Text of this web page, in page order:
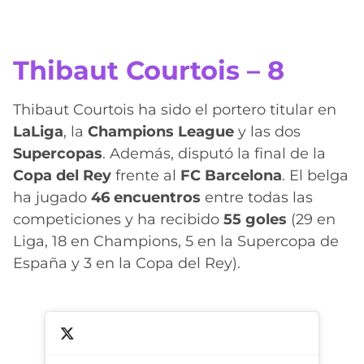
Thibaut Courtois – 8
Thibaut Courtois ha sido el portero titular en
LaLiga, la Champions League y las dos
Supercopas. Además, disputó la final de la
Copa del Rey frente al FC Barcelona. El belga
ha jugado 46 encuentros entre todas las
competiciones y ha recibido 55 goles (29 en
Liga, 18 en Champions, 5 en la Supercopa de
España y 3 en la Copa del Rey).